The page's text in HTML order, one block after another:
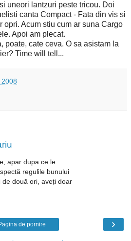
uneori lantzuri peste tricou. Doi
canta Compact - Fata din vis si
opri. Acum stiu cum ar suna Cargo
Apoi am plecat.
poate, cate ceva. O sa asistam la
Time will tell...
apar dupa ce le
regulile bunului
de două ori, aveți doar
›
de pornire